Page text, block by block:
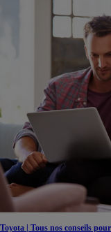
Toyota | Tous nos conseils